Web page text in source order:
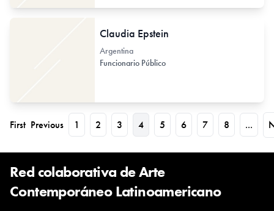
Claudia Epstein
Argentina
Funcionario Público
First Previous 1 2 3 4 5 6 7 8 ...
Red colaborativa de Arte
Contemporáneo Latinoamericano